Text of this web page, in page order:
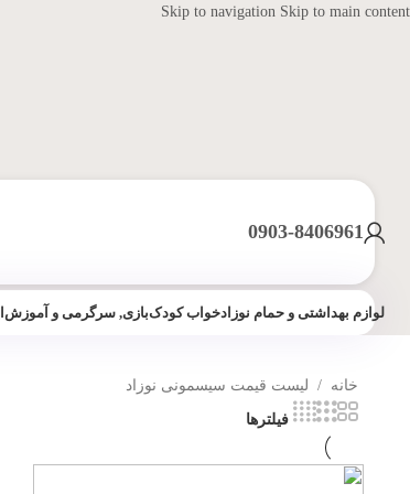
Skip to navigation Skip to main content
0903-8406961
لوازم بهداشتی و حمام نوزادخواب کودکبازی, سرگرمی و آموزش
خانه / لیست قیمت سیسمونی نوزاد
فیلترها